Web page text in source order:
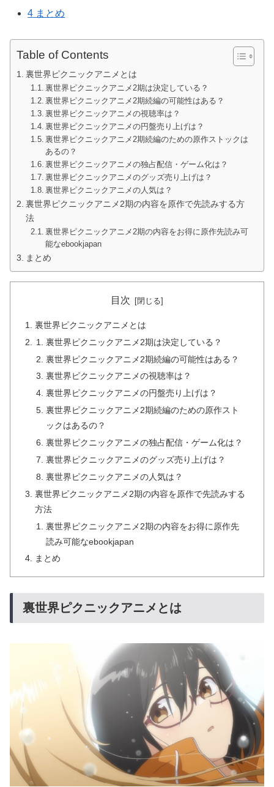
4 まとめ
Table of Contents
裏世界ピクニックアニメとは
裏世界ピクニックアニメ2期は決定している？
裏世界ピクニックアニメ2期続編の可能性はある？
裏世界ピクニックアニメの視聴率は？
裏世界ピクニックアニメの円盤売り上げは？
裏世界ピクニックアニメ2期続編のための原作ストックは
あるの？
裏世界ピクニックアニメの独占配信・ゲーム化は？
裏世界ピクニックアニメのグッズ売り上げは？
裏世界ピクニックアニメの人気は？
裏世界ピクニックアニメ2期の内容を原作で先読みする方
法
裏世界ピクニックアニメ2期の内容をお得に原作先読み可
能なebookjapan
まとめ
目次
裏世界ピクニックアニメとは
裏世界ピクニックアニメ2期は決定している？
裏世界ピクニックアニメ2期続編の可能性はある？
裏世界ピクニックアニメの視聴率は？
裏世界ピクニックアニメの円盤売り上げは？
裏世界ピクニックアニメ2期続編のための原作スト
ックはあるの？
裏世界ピクニックアニメの独占配信・ゲーム化は？
裏世界ピクニックアニメのグッズ売り上げは？
裏世界ピクニックアニメの人気は？
裏世界ピクニックアニメ2期の内容を原作で先読みする
方法
裏世界ピクニックアニメ2期の内容をお得に原作先
読み可能なebookjapan
まとめ
裏世界ピクニックアニメとは